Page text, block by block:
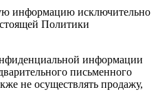
информацию исключительно
Политики
информации
письменного
не осуществлять продажу,